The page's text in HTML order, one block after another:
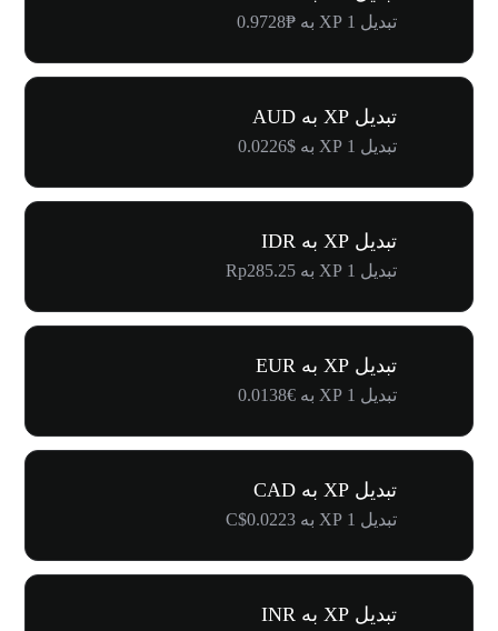
تبدیل 1 XP به ₱0.9728
تبدیل XP به AUD
تبدیل 1 XP به $0.0226
تبدیل XP به IDR
تبدیل 1 XP به Rp285.25
تبدیل XP به EUR
تبدیل 1 XP به €0.0138
تبدیل XP به CAD
تبدیل 1 XP به C$0.0223
تبدیل XP به INR